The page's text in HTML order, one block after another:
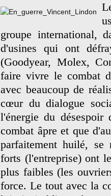
groupe international,
d'usines qui ont
(Goodyear, Molex,
faire vivre le combat
avec beaucoup de
cœur du dialogue
l'énergie du
combat âpre et que
parfaitement huilé, se
forts (l'entreprise) ont
plus faibles (les
force. Le tout avec la